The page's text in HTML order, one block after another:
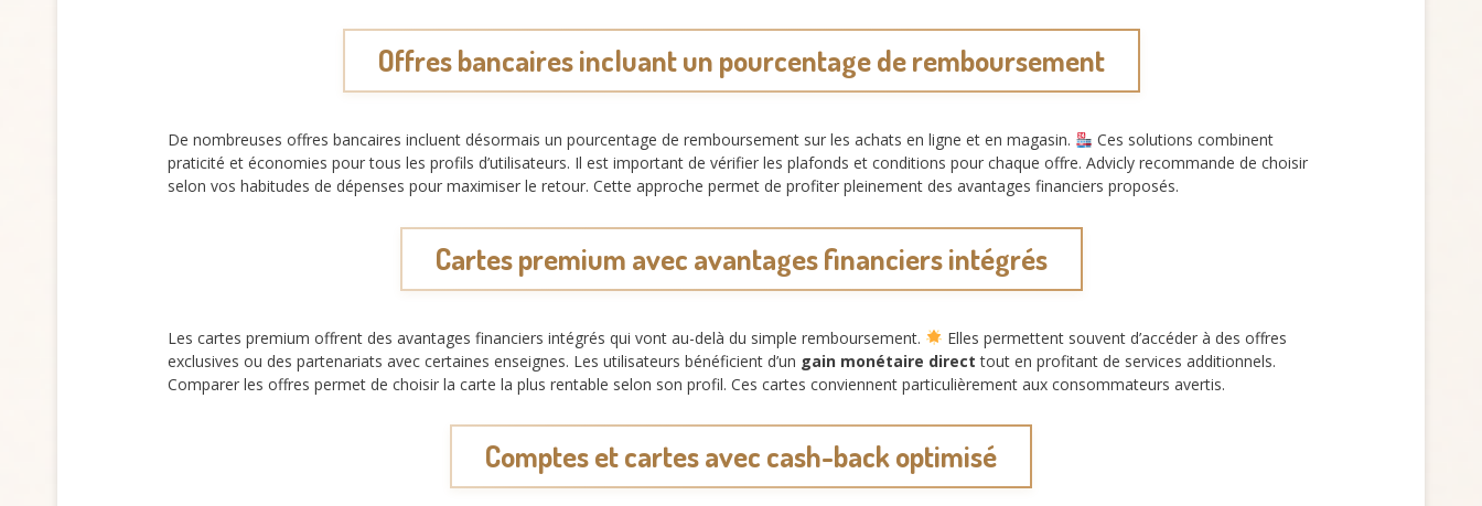
Offres bancaires incluant un pourcentage de remboursement
De nombreuses offres bancaires incluent désormais un pourcentage de remboursement sur les achats en ligne et en magasin.
Ces solutions combinent
praticité et économies pour tous les profils d’utilisateurs. Il est important de vérifier les plafonds et conditions pour chaque offre. Advicly recommande de choisir
selon vos habitudes de dépenses pour maximiser le retour. Cette approche permet de profiter pleinement des avantages financiers proposés.
Cartes premium avec avantages financiers intégrés
Les cartes premium offrent des avantages financiers intégrés qui vont au-delà du simple remboursement.
Elles permettent souvent d’accéder à des offres
exclusives ou des partenariats avec certaines enseignes. Les utilisateurs bénéficient d’un gain monétaire direct tout en profitant de services additionnels.
Comparer les offres permet de choisir la carte la plus rentable selon son profil. Ces cartes conviennent particulièrement aux consommateurs avertis.
Comptes et cartes avec cash-back optimisé